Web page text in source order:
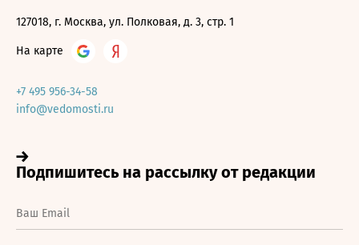
127018, г. Москва, ул. Полковая, д. 3, стр. 1
На карте
+7 495 956-34-58
info@vedomosti.ru